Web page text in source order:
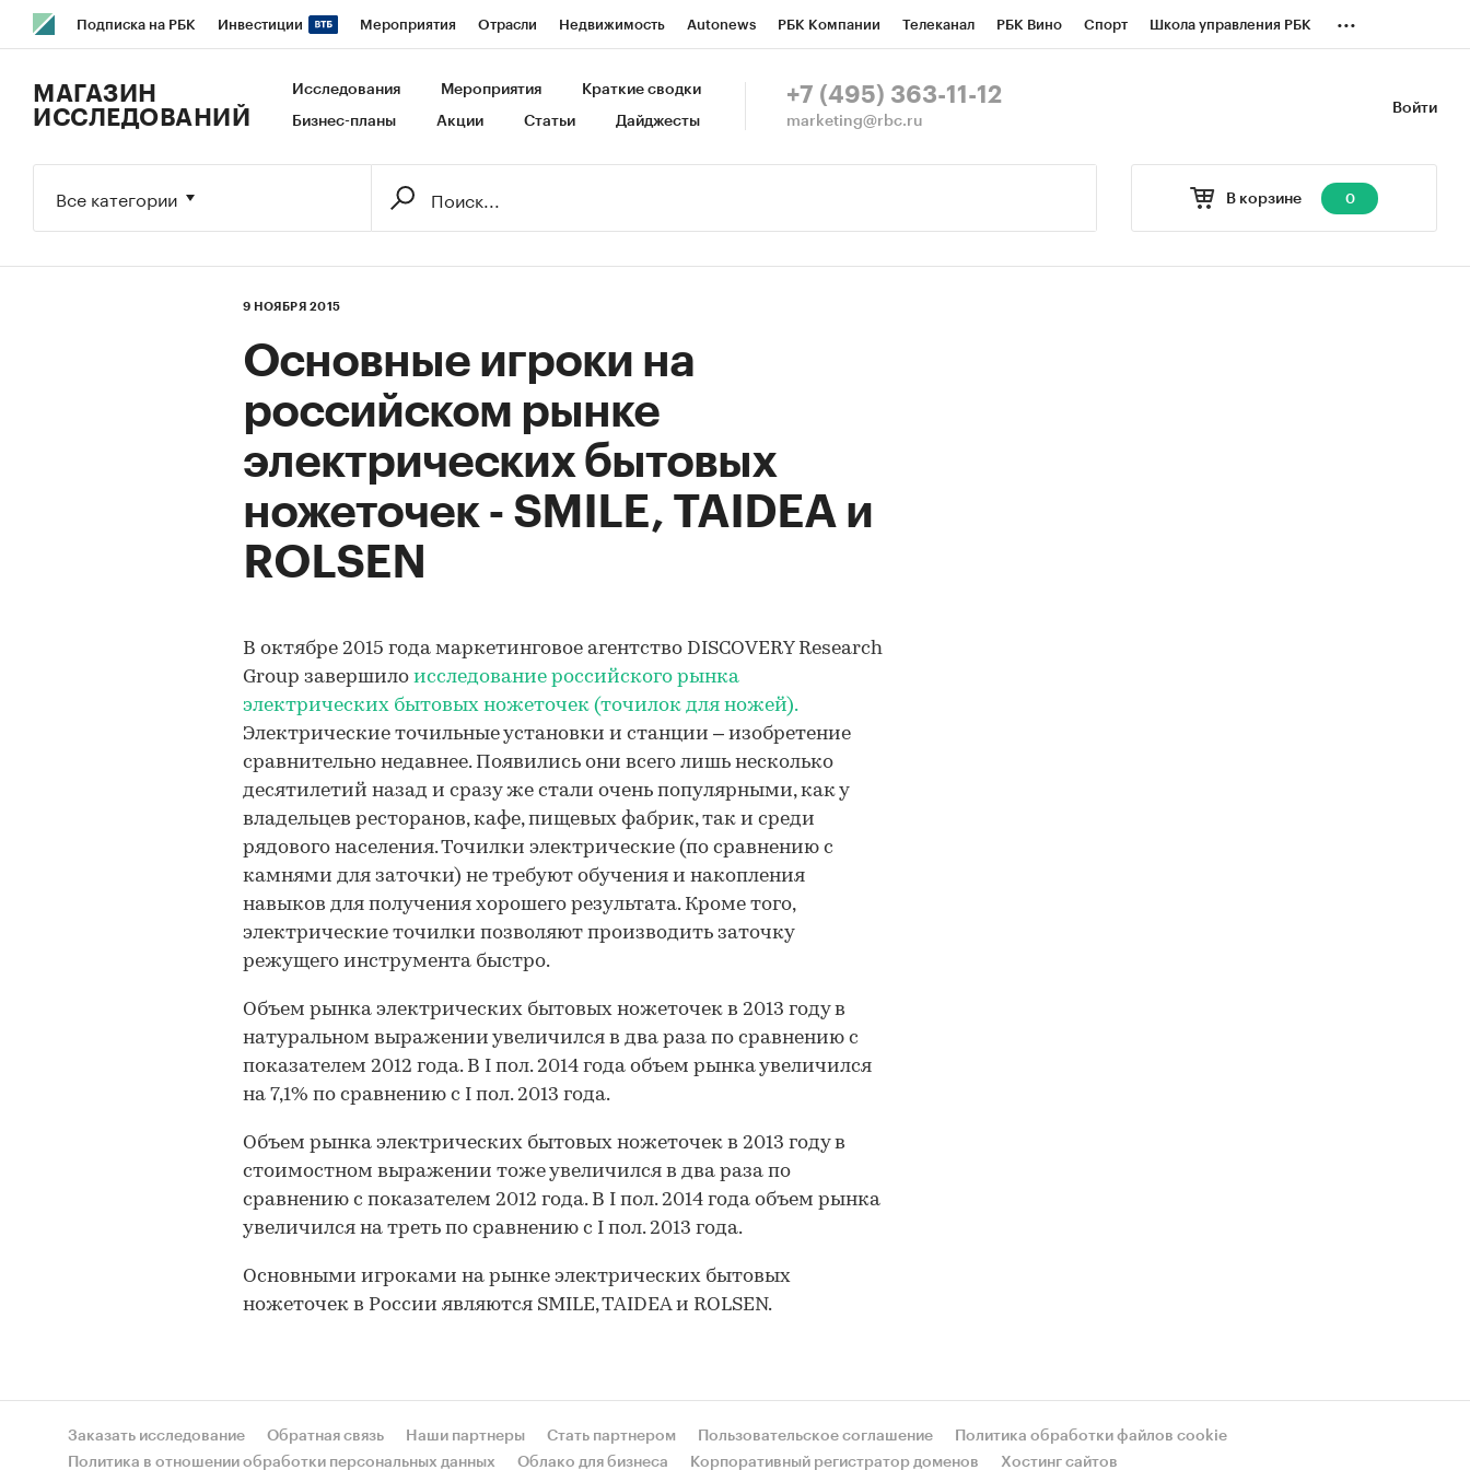
Подписка на РБК Инвестиции Мероприятия Отрасли Недвижимость Autonews РБК Компании Телеканал РБК Вино Спорт Школа управления РБК
Исследования Кредитные рейтинги Франшизы Газета Спецпроекты СПб Конференции СПб Спецпроекты
...
Войти
МАГАЗИН
ИССЛЕДОВАНИЙ
Исследования Мероприятия Краткие сводки
Бизнес-планы Акции Статьи Дайджесты
+7 (495) 363-11-12
marketing@rbc.ru
В корзине 0
Все категории
9 НОЯБРЯ 2015
Основные игроки на
российском рынке
электрических бытовых
ножеточек - SMILE, TAIDEA и
ROLSEN
В октябре 2015 года маркетинговое агентство DISCOVERY Research
Group завершило исследование российского рынка
электрических бытовых ножеточек (точилок для ножей).
Электрические точильные установки и станции – изобретение
сравнительно недавнее. Появились они всего лишь несколько
десятилетий назад и сразу же стали очень популярными, как у
владельцев ресторанов, кафе, пищевых фабрик, так и среди
рядового населения. Точилки электрические (по сравнению с
камнями для заточки) не требуют обучения и накопления
навыков для получения хорошего результата. Кроме того,
электрические точилки позволяют производить заточку
режущего инструмента быстро.
Объем рынка электрических бытовых ножеточек в 2013 году в
натуральном выражении увеличился в два раза по сравнению с
показателем 2012 года. В I пол. 2014 года объем рынка увеличился
на 7,1% по сравнению с I пол. 2013 года.
Объем рынка электрических бытовых ножеточек в 2013 году в
стоимостном выражении тоже увеличился в два раза по
сравнению с показателем 2012 года. В I пол. 2014 года объем рынка
увеличился на треть по сравнению с I пол. 2013 года.
Основными игроками на рынке электрических бытовых
ножеточек в России являются SMILE, TAIDEA и ROLSEN.
Заказать исследование Обратная связь Наши партнеры Стать партнером Пользовательское соглашение
Политика обработки файлов cookie
Политика в отношении обработки персональных данных
Облако для бизнеса Корпоративный регистратор доменов Хостинг сайтов